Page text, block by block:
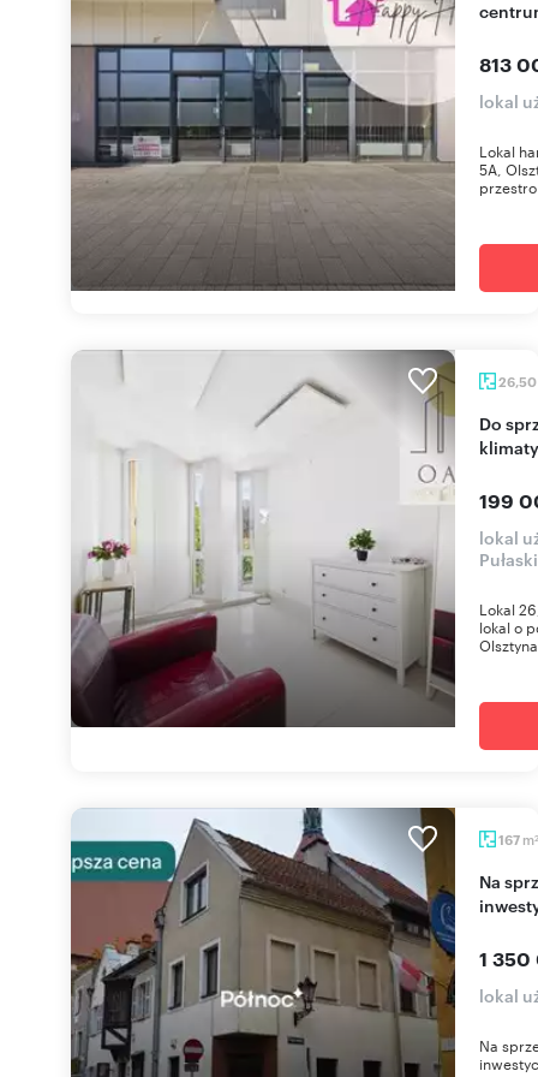
813
lokal
Lokal
5A,
26,50
Do sprzedania lokal 26,5 m² w centrum Olsztyna z
199
lokal
Lokal
lokal o
167 m2
Na sprzedaż kamienica z potencjałem
1 350
lokal
Na